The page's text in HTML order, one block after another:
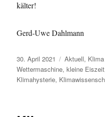
kälter!
Gerd-Uwe Dahlmann
Veröffentlicht
am
30. April 2021 Kategorien
Aktuell, Klima
Wettermaschine,kleine Eiszeit
Klimahysterie,